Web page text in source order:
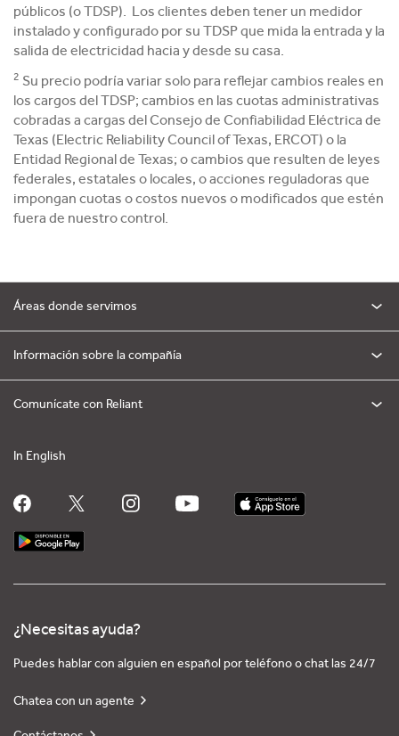
públicos (o TDSP). Los clientes deben tener un medidor
instalado y configurado por su TDSP que mida la entrada y la
salida de electricidad hacia y desde su casa.
2 Su precio podría variar solo para reflejar cambios reales en
los cargos del TDSP; cambios en las cuotas administrativas
cobradas a cargas del Consejo de Confiabilidad Eléctrica de
Texas (Electric Reliability Council of Texas, ERCOT) o la
Entidad Regional de Texas; o cambios que resulten de leyes
federales, estatales o locales, o acciones reguladoras que
impongan cuotas o costos nuevos o modificados que estén
fuera de nuestro control.
Áreas donde servimos
Información sobre la compañía
Comunícate con Reliant
In English
¿Necesitas ayuda?
Puedes hablar con alguien en español por teléfono o chat las 24/7
Chatea con un agente